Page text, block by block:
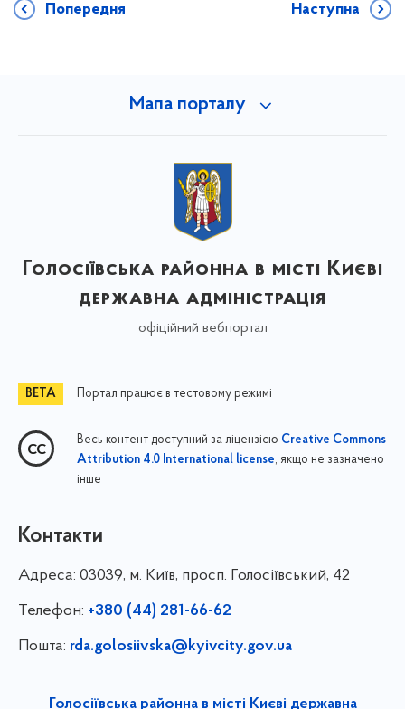
Попередня Наступна
Мапа порталу
Голосіївська районна в місті Києві
державна адміністрація
офіційний вебпортал
Портал працює в тестовому режимі
Весь контент доступний за ліцензією Creative Commons
Attribution 4.0 International license, якщо не зазначено
інше
Контакти
Адреса: 03039, м. Київ, просп. Голосіївський, 42
Телефон: +380 (44) 281-66-62
Пошта: rda.golosiivska@kyivcity.gov.ua
Голосіївська районна в місті Києві державна